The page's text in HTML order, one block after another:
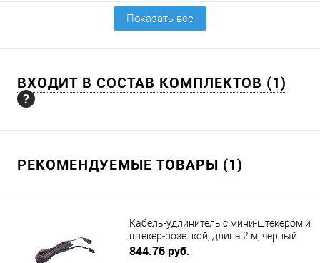
Показать все
ВХОДИТ В СОСТАВ КОМПЛЕКТОВ (1)
РЕКОМЕНДУЕМЫЕ ТОВАРЫ (1)
Кабель-удлинитель с мини-штекером и
штекер-розеткой, длина 2 м, черный
DLIGHT (ДИЛАЙТ)
844.76 руб.